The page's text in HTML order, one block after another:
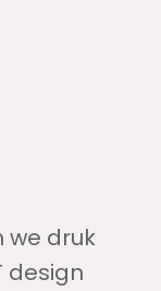
we druk
design